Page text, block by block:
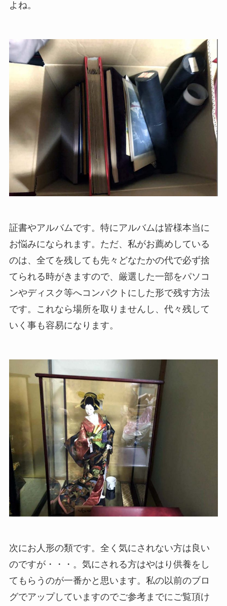
よね。
証書やアルバムです。特にアルバムは皆様本当に
お悩みになられます。ただ、私がお薦めしている
のは、全てを残しても先々どなたかの代で必ず捨
てられる時がきますので、厳選した一部をパソコ
ンやディスク等へコンパクトにした形で残す方法
です。これなら場所を取りませんし、代々残して
いく事も容易になります。
次にお人形の類です。全く気にされない方は良い
のですが・・・。気にされる方はやはり供養をし
てもらうのが一番かと思います。私の以前のブロ
グでアップしていますのでご参考までにご覧頂け